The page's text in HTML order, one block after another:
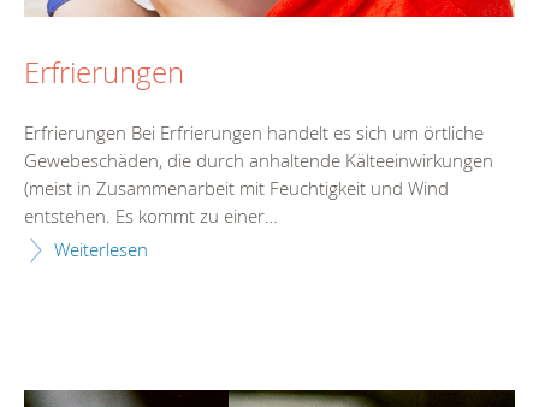
Erfrierungen
Erfrierungen Bei Erfrierungen handelt es sich um örtliche
Gewebeschäden, die durch anhaltende Kälteeinwirkungen
(meist in Zusammenarbeit mit Feuchtigkeit und Wind
entstehen. Es kommt zu einer…
Weiterlesen